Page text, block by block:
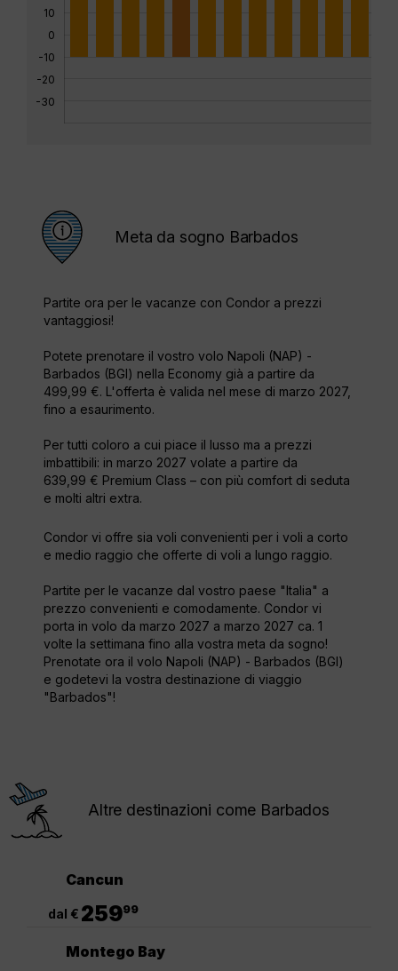
10
0
-10
-20
-30
Meta da sogno Barbados
Partite ora per le vacanze con Condor a prezzi
vantaggiosi!
Potete prenotare il vostro volo Napoli (NAP) -
Barbados (BGI) nella Economy già a partire da
499,99 €. L'offerta è valida nel mese di marzo 2027,
fino a esaurimento.
Per tutti coloro a cui piace il lusso ma a prezzi
imbattibili: in marzo 2027 volate a partire da
639,99 € Premium Class – con più comfort di seduta
e molti altri extra.
Condor vi offre sia voli convenienti per i voli a corto
e medio raggio che offerte di voli a lungo raggio.
Partite per le vacanze dal vostro paese "Italia" a
prezzo convenienti e comodamente. Condor vi
porta in volo da marzo 2027 a marzo 2027 ca. 1
volte la settimana fino alla vostra meta da sogno!
Prenotate ora il volo Napoli (NAP) - Barbados (BGI)
e godetevi la vostra destinazione di viaggio
"Barbados"!
Altre destinazioni come Barbados
Cancun
dal € 25999
Montego Bay